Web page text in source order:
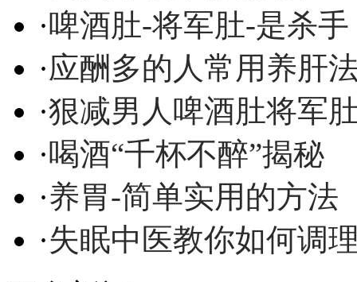
·啤酒肚-将军肚-是杀手
·应酬多的人常用养肝
·狠减男人啤酒肚将军
·喝酒“千杯不醉”揭秘
·养胃-简单实用的方法
·失眠中医教你如何调